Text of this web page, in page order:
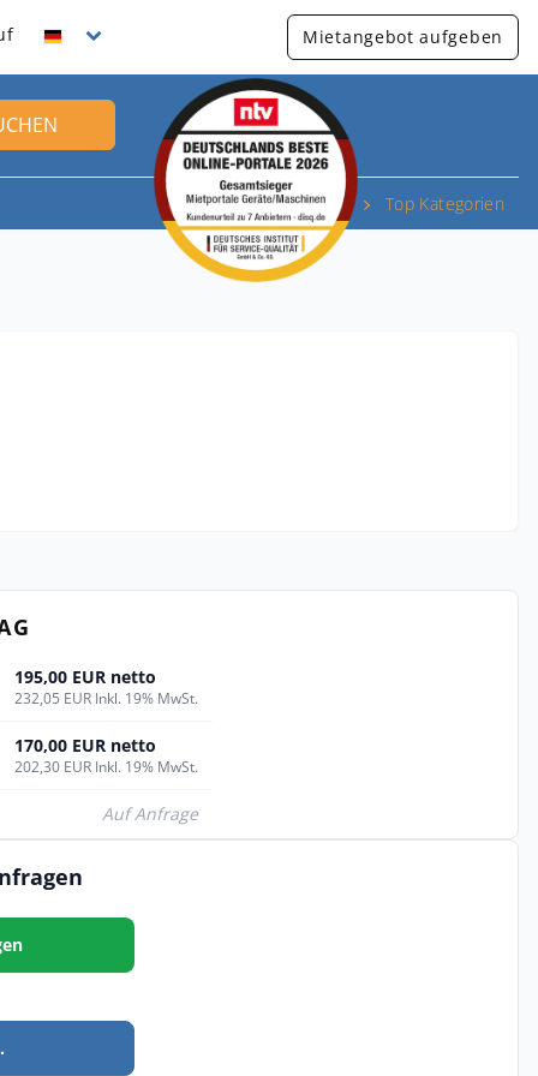
Mietangebot aufgeben
Top Kategorien
195,00 EUR netto
232,05 EUR Inkl. 19% MwSt.
170,00 EUR netto
202,30 EUR Inkl. 19% MwSt.
Auf Anfrage